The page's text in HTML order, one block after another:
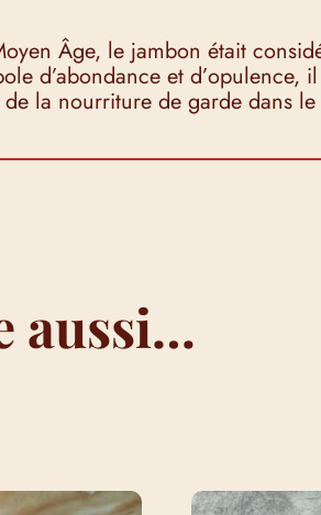
Âge, le jambon était
d’abondance et d’opulence,
de la nourriture de garde dans
aussi…